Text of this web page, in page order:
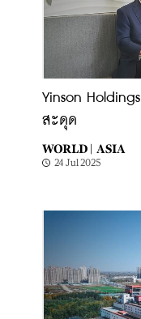
Yinson
สะดุด
WORLD | ASIA
24 Jul 2025